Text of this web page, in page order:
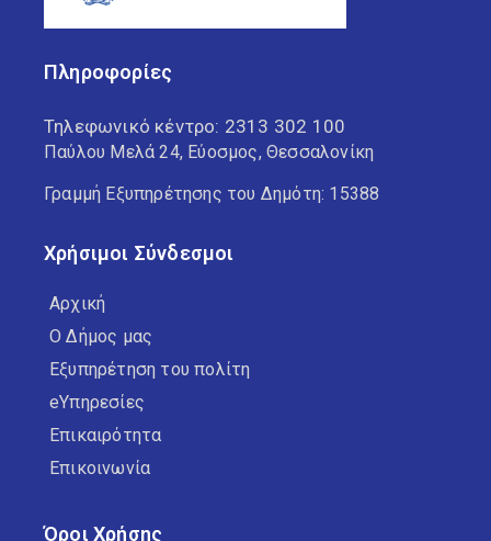
Πληροφορίες
Τηλεφωνικό κέντρο: 2313 302 100
Παύλου Μελά 24, Εύοσμος, Θεσσαλονίκη
Γραμμή Εξυπηρέτησης του Δημότη: 15388
Χρήσιμοι Σύνδεσμοι
Αρχική
Ο Δήμος μας
Εξυπηρέτηση του πολίτη
eΥπηρεσίες
Επικαιρότητα
Επικοινωνία
Όροι Χρήσης